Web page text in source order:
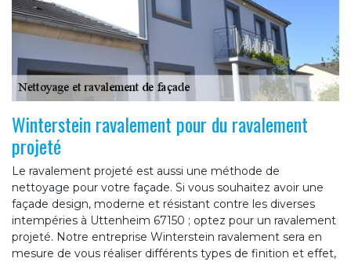
Winterstein ravalement pour du ravalement
projeté
Le ravalement projeté est aussi une méthode de
nettoyage pour votre façade. Si vous souhaitez avoir une
façade design, moderne et résistant contre les diverses
intempéries à Uttenheim 67150 ; optez pour un ravalement
projeté. Notre entreprise Winterstein ravalement sera en
mesure de vous réaliser différents types de finition et effet,